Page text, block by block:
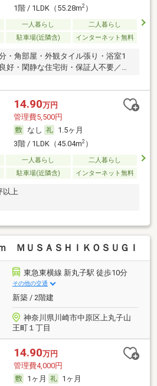
1階 / 1LDK（55.28m2）
一人暮らし
二人暮らし
駐車場(近隣含) インターネット無料
・角部屋・外観タイル張り・浴室1
好・閑静な住宅街・保証人不要／代
14.90万円
管理費5,500円
なし
1.5ヶ月
3階 / 1LDK（45.04m2）
一人暮らし
二人暮らし
駐車場(近隣含) インターネット無料
以上
ＭＵＳＡＳＨＩＫＯＳＵＧＩ
東急東横線 新丸子駅 徒歩10分
その他の交通
新築 / 2階建
神奈川県川崎市中原区上丸子山
王町１丁目
14.90万円
管理費4,000円
1ヶ月
1ヶ月